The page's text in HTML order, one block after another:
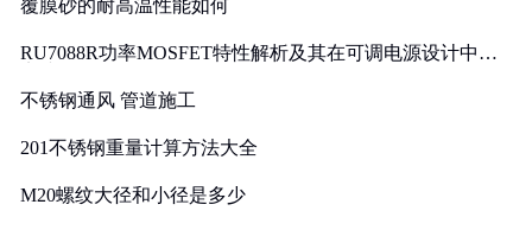
覆膜砂的耐高温性能如何
RU7088R功率MOSFET特性解析及其在可调电源设计中的
不锈钢通风 管道施工
201不锈钢重量计算方法大全
M20螺纹大径和小径是多少